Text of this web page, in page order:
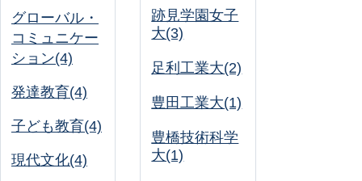
グローバル・
コミュニケー
ション(4)
発達教育(4)
子ども教育(4)
現代文化(4)
跡見学園女子
大(3)
足利工業大(2)
豊田工業大(1)
豊橋技術科学
大(1)